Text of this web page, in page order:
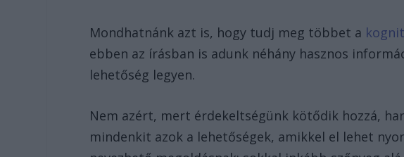
Mondhatnánk azt is, hogy tudj meg többet a
ebben az írásban is adunk néhány hasznos
lehetőség legyen.
Nem azért, mert érdekeltségünk kötődik hozzá,
mindenkit azok a lehetőségek, amikkel el lehet